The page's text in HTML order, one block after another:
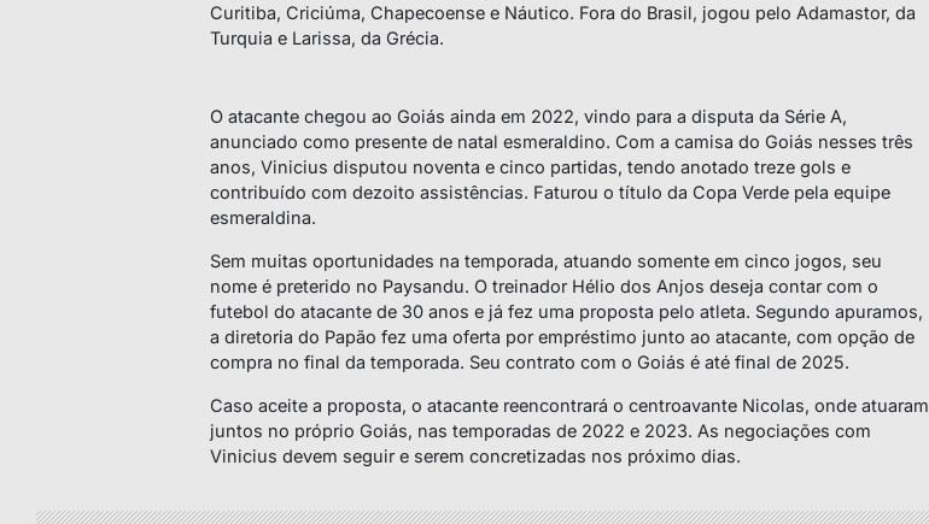
Curitiba, Criciúma, Chapecoense e Náutico. Fora do Brasil, jogou pelo Adamastor, da
Turquia e Larissa, da Grécia.
O atacante chegou ao Goiás ainda em 2022, vindo para a disputa da Série A,
anunciado como presente de natal esmeraldino. Com a camisa do Goiás nesses três
anos, Vinicius disputou noventa e cinco partidas, tendo anotado treze gols e
contribuído com dezoito assistências. Faturou o título da Copa Verde pela equipe
esmeraldina.
Sem muitas oportunidades na temporada, atuando somente em cinco jogos, seu
nome é preterido no Paysandu. O treinador Hélio dos Anjos deseja contar com o
futebol do atacante de 30 anos e já fez uma proposta pelo atleta. Segundo apuramos,
a diretoria do Papão fez uma oferta por empréstimo junto ao atacante, com opção de
compra no final da temporada. Seu contrato com o Goiás é até final de 2025.
Caso aceite a proposta, o atacante reencontrará o centroavante Nicolas, onde atuaram
juntos no próprio Goiás, nas temporadas de 2022 e 2023. As negociações com
Vinicius devem seguir e serem concretizadas nos próximo dias.